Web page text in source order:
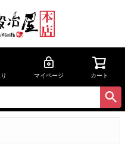
マイページ カート